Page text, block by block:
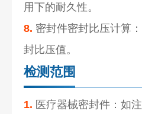
用下的耐久性。
8. 密封件密封比压计算
封比压值。
检测范围
1. 医疗器械密封件：如